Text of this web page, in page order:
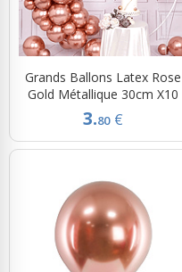
Grands Ballons Latex Rose
Gold Métallique 30cm X10
3.80 €